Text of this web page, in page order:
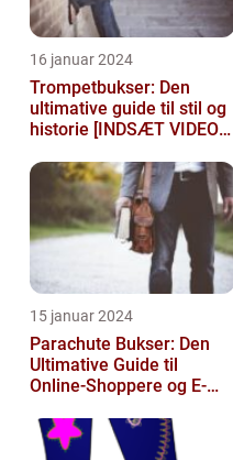
16 januar 2024
Trompetbukser: Den
ultimative guide til stil og
historie [INDSÆT VIDEO
15 januar 2024
Parachute Bukser: Den
Ultimative Guide til
Online-Shoppere og E-